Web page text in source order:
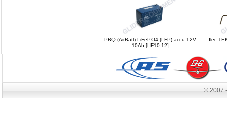
PBQ (AirBatt) LiFePO4 (LFP) accu 12V
10Ah [LF10-12]
Ilec
© 2007